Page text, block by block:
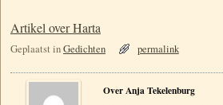
Artikel over Harta
Geplaatst inGedichten permalink
Over Anja Tekelenburg